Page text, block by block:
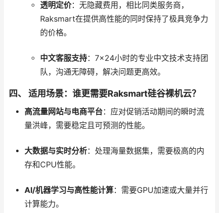
透明定价：无隐藏费用，相比同类服务商，
Raksmart在提供高性能的同时保持了极具竞争力
的价格。
中文客服支持：7×24小时的专业中文技术支持团
队，沟通无障碍，解决问题更高效。
四、 适用场景：谁更需要Raksmart硅谷裸机云？
高流量网站与电商平台：应对促销活动期间的瞬时流
量洪峰，需要稳定且可预测的性能。
大数据与实时分析：处理海量数据集，需要极高的内
存和CPU性能。
AI/机器学习与高性能计算：需要GPU加速或大量并行
计算能力。